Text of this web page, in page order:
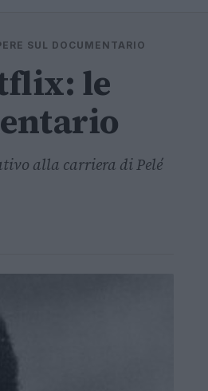
SUL DOCUMENTARIO
le
alla carriera di Pelé